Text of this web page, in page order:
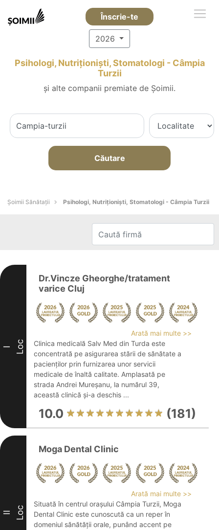
Înscrie-te
2026
Psihologi, Nutriționiști, Stomatologi - Câmpia
Turzii
și alte companii premiate de Șoimii.
Căutare
Şoimii Sănătații Psihologi, Nutriționiști, Stomatologi - Câmpia Turzii
I Loc
Dr.Vincze Gheorghe/tratament
varice Cluj
Arată mai multe >>
Clinica medicală Salv Med din Turda este
concentrată pe asigurarea stării de sănătate a
pacienților prin furnizarea unor servicii
medicale de înaltă calitate. Amplasată pe
strada Andrei Mureșanu, la numărul 39,
această clinică și-a deschis ...
10.0 (181)
II Loc
Moga Dental Clinic
Arată mai multe >>
Situată în centrul orașului Câmpia Turzii, Moga
Dental Clinic este cunoscută ca un reper în
domeniul sănătății orale, punând accent pe